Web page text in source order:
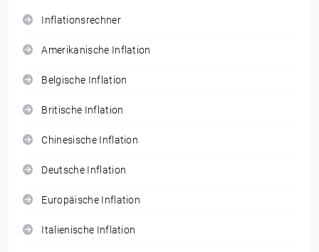
Inflationsrechner
Amerikanische Inflation
Belgische Inflation
Britische Inflation
Chinesische Inflation
Deutsche Inflation
Europäische Inflation
Italienische Inflation